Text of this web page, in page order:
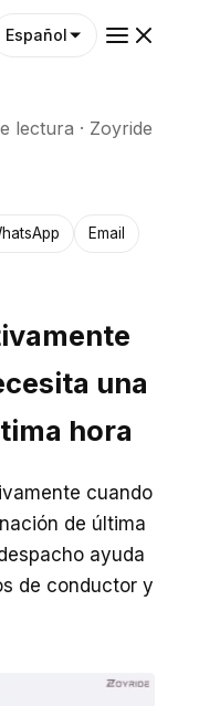
Español
lectura · Zoyride
Email
una
hora
cuando
de última
ayuda
de conductor y